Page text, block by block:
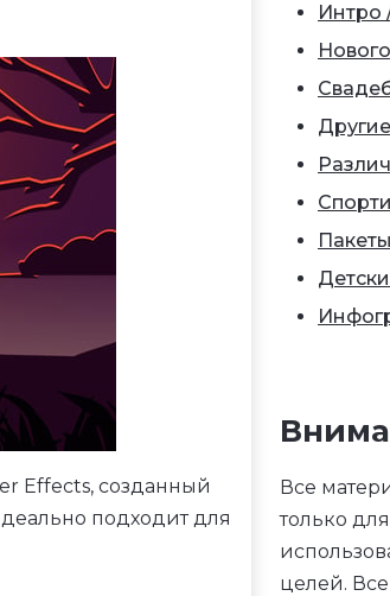
Effects, созданный
подходит для
Интро
Все
только
целей.